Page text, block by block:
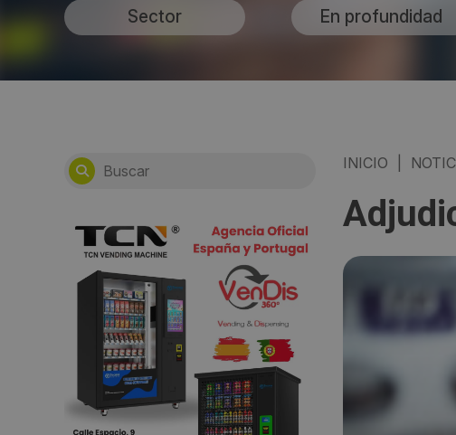
Sector En profundidad
INICIO